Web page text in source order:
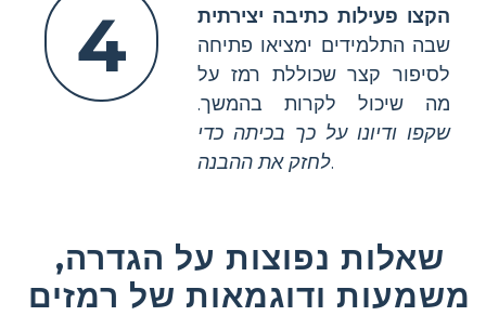
4
הקצו פעילות כתיבה יצירתית
שבה התלמידים ימציאו פתיחה
לסיפור קצר שכוללת רמז על
מה שיכול לקרות בהמשך.
שקפו ודיונו על כך בכיתה כדי
לחזק את ההבנה.
שאלות נפוצות על הגדרה,
משמעות ודוגמאות של רמזים